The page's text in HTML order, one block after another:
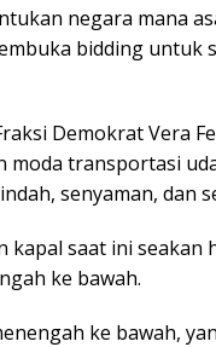
negara mana
bidding untuk
Demokrat Vera
moda transportasi
senyaman, dan
kapal saat ini
ke bawah.
ke bawah,